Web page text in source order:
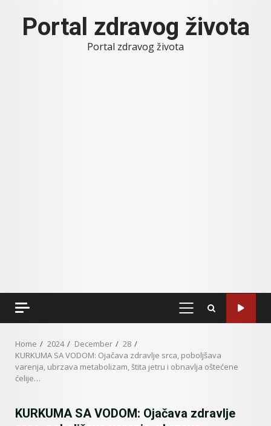
contentPortal zdravog života
Portal zdravog života
PRIMARY
Home 2024 December
28
KURKUMA SA VODOM: Ojačava zdravlje srca, poboljšava
varenja, ubrzava metabolizam, štita jetru i obnavlja oštećene
ćelije…
KURKUMA SA VODOM: Ojačava zdravlje